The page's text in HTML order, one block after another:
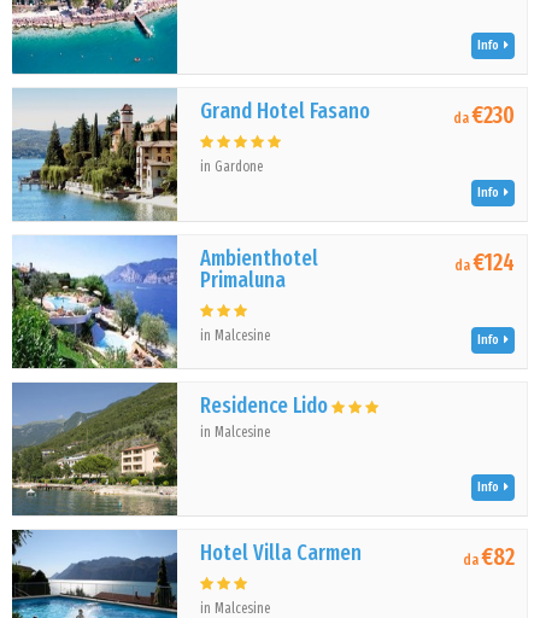
Info
Grand Hotel Fasano
in Gardone
da€230
Info
Ambienthotel
Primaluna
in Malcesine
da€124
Info
Residence Lido
in Malcesine
Info
Hotel Villa Carmen
in Malcesine
da€82